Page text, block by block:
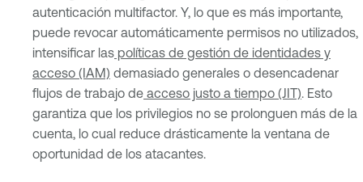
autenticación multifactor. Y, lo que es más importante,
puede revocar automáticamente permisos no utilizados,
intensificar las políticas de gestión de identidades y
acceso (IAM) demasiado generales o desencadenar
flujos de trabajo de acceso justo a tiempo (JIT). Esto
garantiza que los privilegios no se prolonguen más de la
cuenta, lo cual reduce drásticamente la ventana de
oportunidad de los atacantes.